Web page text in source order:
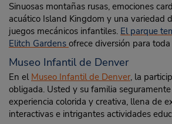
Sinuosas montañas rusas, emociones
acuático Island Kingdom y una variedad
juegos mecánicos infantiles. El parque
Elitch Gardens ofrece diversión para
Museo Infantil de Denver
En el Museo Infantil de Denver, la
obligada. Usted y su familia
experiencia colorida y creativa, llena de
interactivas e intrigantes actividades